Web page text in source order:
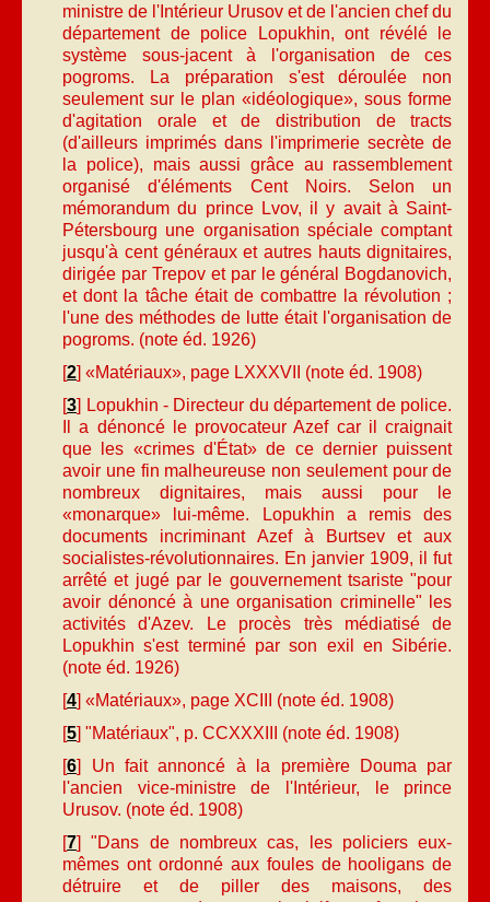
ministre de l'Intérieur Urusov et de l'ancien chef du
département de police Lopukhin, ont révélé le
système sous-jacent à l'organisation de ces
pogroms. La préparation s'est déroulée non
seulement sur le plan «idéologique», sous forme
d'agitation orale et de distribution de tracts
(d'ailleurs imprimés dans l'imprimerie secrète de
la police), mais aussi grâce au rassemblement
organisé d'éléments Cent Noirs. Selon un
mémorandum du prince Lvov, il y avait à Saint-
Pétersbourg une organisation spéciale comptant
jusqu'à cent généraux et autres hauts dignitaires,
dirigée par Trepov et par le général Bogdanovich,
et dont la tâche était de combattre la révolution ;
l'une des méthodes de lutte était l'organisation de
pogroms. (note éd. 1926)
[2] «Matériaux», page LXXXVII (note éd. 1908)
[3] Lopukhin - Directeur du département de police.
Il a dénoncé le provocateur Azef car il craignait
que les «crimes d'État» de ce dernier puissent
avoir une fin malheureuse non seulement pour de
nombreux dignitaires, mais aussi pour le
«monarque» lui-même. Lopukhin a remis des
documents incriminant Azef à Burtsev et aux
socialistes-révolutionnaires. En janvier 1909, il fut
arrêté et jugé par le gouvernement tsariste "pour
avoir dénoncé à une organisation criminelle" les
activités d'Azev. Le procès très médiatisé de
Lopukhin s'est terminé par son exil en Sibérie.
(note éd. 1926)
[4] «Matériaux», page XCIII (note éd. 1908)
[5] "Matériaux", p. CCXXXIII (note éd. 1908)
[6] Un fait annoncé à la première Douma par
l'ancien vice-ministre de l'Intérieur, le prince
Urusov. (note éd. 1908)
[7] "Dans de nombreux cas, les policiers eux-
mêmes ont ordonné aux foules de hooligans de
détruire et de piller des maisons, des